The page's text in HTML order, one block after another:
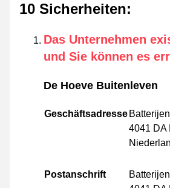
10 Sicherheiten:
Das Unternehmen
und Sie können es
De Hoeve Buitenleven
Geschäftsadresse
4041 DA
Postanschrift